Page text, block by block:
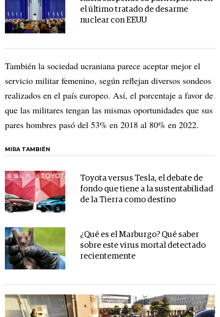
el último tratado de desarme
nuclear con EEUU
También la sociedad ucraniana parece aceptar mejor el
servicio militar femenino, según reflejan diversos sondeos
realizados en el país europeo. Así, el porcentaje a favor de
que las militares tengan las mismas oportunidades que sus
pares hombres pasó del 53% en 2018 al 80% en 2022.
MIRA TAMBIÉN
Toyota versus Tesla, el debate de
fondo que tiene a la sustentabilidad
de la Tierra como destino
¿Qué es el Marburgo? Qué saber
sobre este virus mortal detectado
recientemente